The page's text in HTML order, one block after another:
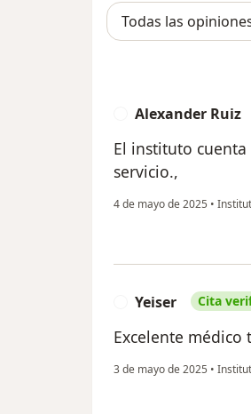
Alexander Ruiz
El instituto
servicio.,
4 de mayo de 2025 •
Yeiser Cita
Excelente
3 de mayo de 2025 •